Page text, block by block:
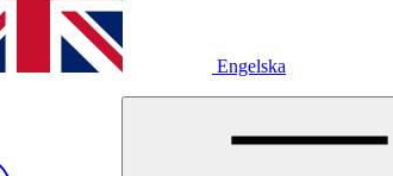
Engelska